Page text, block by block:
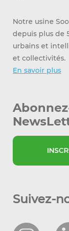
Notre usine
depuis plus de
urbains et
et collectivités.
En savoir plus
Suivez-